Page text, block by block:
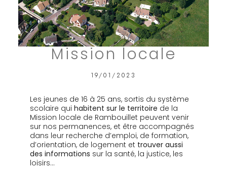
Mission locale
19/01/2023
Les jeunes de 16 à 25 ans, sortis du système
scolaire qui habitent sur le territoire de la
Mission locale de Rambouillet peuvent venir
sur nos permanences, et être accompagnés
dans leur recherche d’emploi, de formation,
d’orientation, de logement et trouver aussi
des informations sur la santé, la justice, les
loisirs…